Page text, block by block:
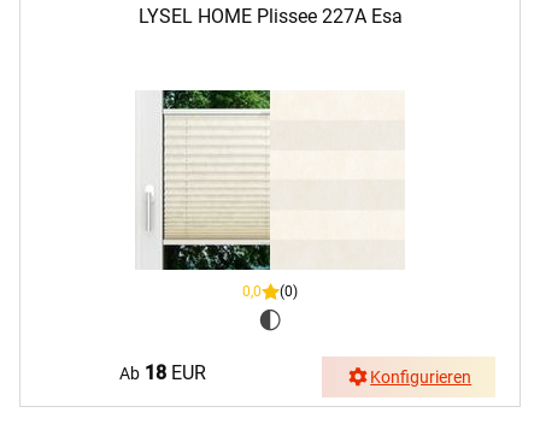
LYSEL HOME Plissee 227A Esa
0,0 (0)
Ab 18 EUR Konfigurieren